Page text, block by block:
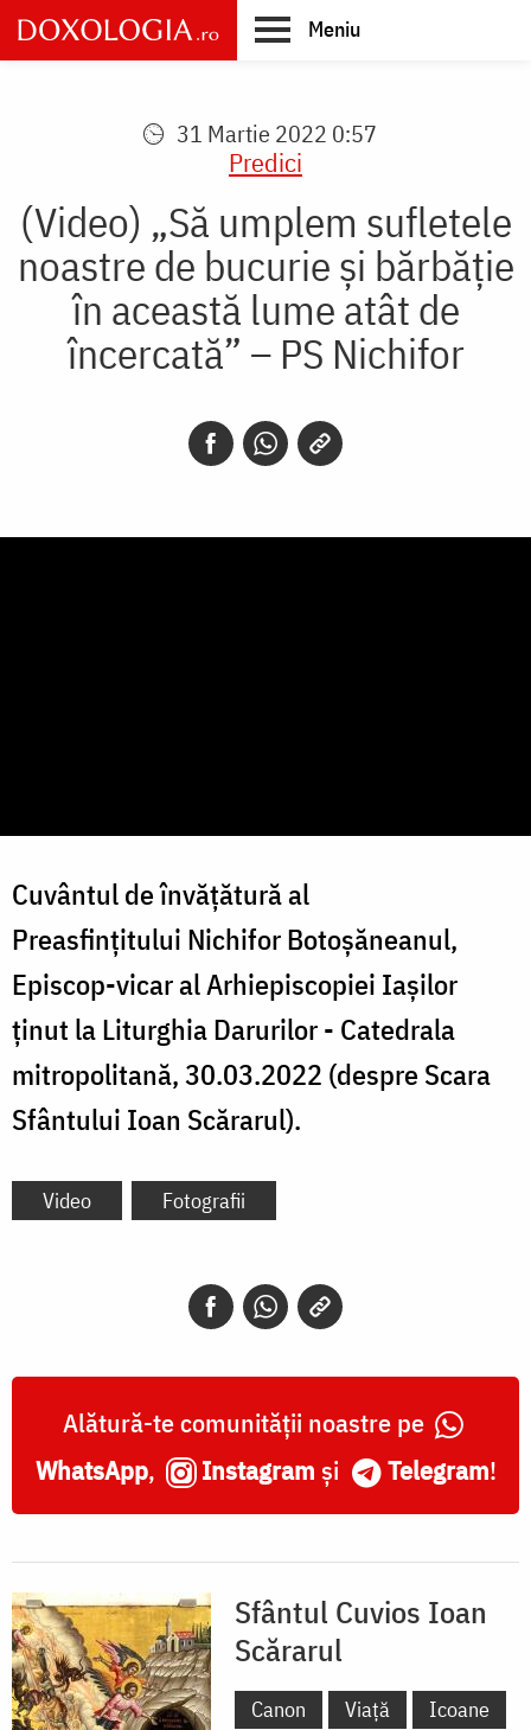
Skip
to
main
Meniu
31 Martie 2022 0:57
Predici
(Video) „Să umplem sufletele
noastre de bucurie și bărbăție
în această lume atât de
încercată” – PS Nichifor
Cuvântul de învățătură al
Preasfințitului Nichifor Botoșăneanul,
Episcop-vicar al Arhiepiscopiei Iașilor
ținut la Liturghia Darurilor - Catedrala
mitropolitană, 30.03.2022 (despre Scara
Sfântului Ioan Scărarul).
Video Fotografii
Alătură-te comunității noastre pe
WhatsApp, Instagram și Telegram!
Sfântul Cuvios Ioan
Scărarul
Canon Viață
Icoane